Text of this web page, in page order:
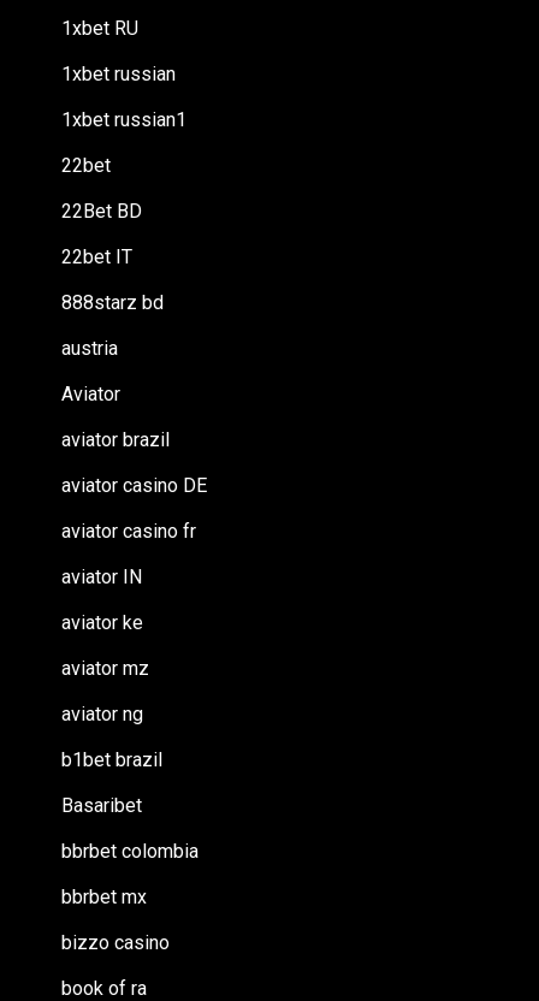
1xbet RU
1xbet russian
1xbet russian1
22bet
22Bet BD
22bet IT
888starz bd
austria
Aviator
aviator brazil
aviator casino DE
aviator casino fr
aviator IN
aviator ke
aviator mz
aviator ng
b1bet brazil
Basaribet
bbrbet colombia
bbrbet mx
bizzo casino
book of ra